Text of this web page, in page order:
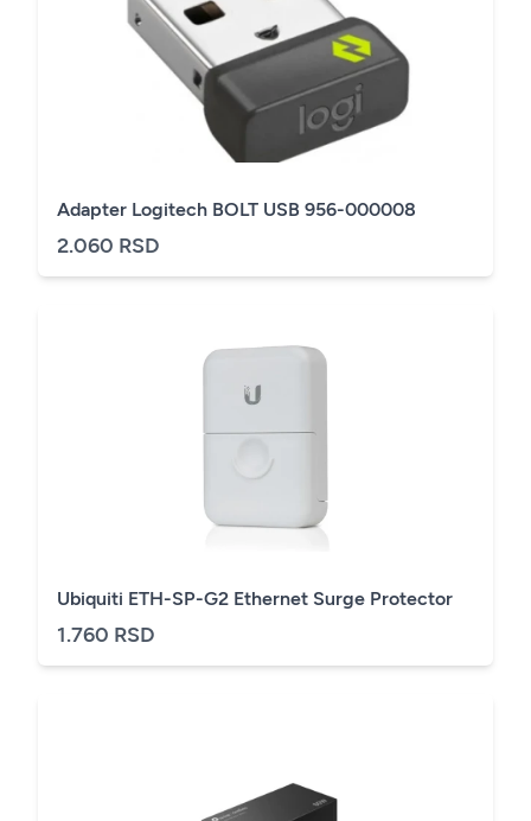
Adapter Logitech BOLT USB 956-000008
2.060 RSD
Ubiquiti ETH-SP-G2 Ethernet Surge Protector
1.760 RSD